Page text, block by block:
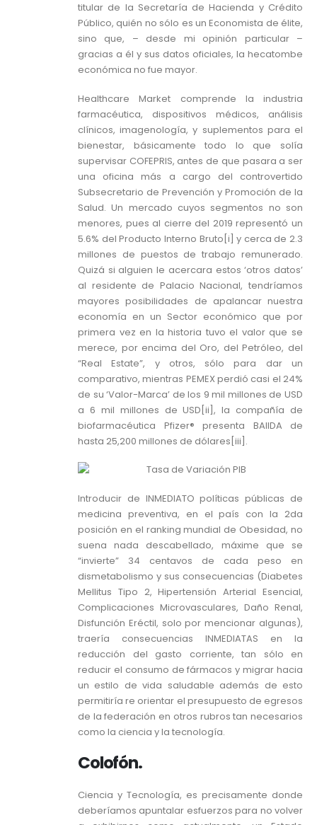
titular de la Secretaría de Hacienda y Crédito
Público, quién no sólo es un Economista de élite,
sino que, – desde mi opinión particular –
gracias a él y sus datos oficiales, la hecatombe
económica no fue mayor.
Healthcare Market comprende la industria
farmacéutica, dispositivos médicos, análisis
clínicos, imagenología, y suplementos para el
bienestar, básicamente todo lo que solía
supervisar COFEPRIS, antes de que pasara a ser
una oficina más a cargo del controvertido
Subsecretario de Prevención y Promoción de la
Salud. Un mercado cuyos segmentos no son
menores, pues al cierre del 2019 representó un
5.6% del Producto Interno Bruto[i] y cerca de 2.3
millones de puestos de trabajo remunerado.
Quizá si alguien le acercara estos ‘otros datos’
al residente de Palacio Nacional, tendríamos
mayores posibilidades de apalancar nuestra
economía en un Sector económico que por
primera vez en la historia tuvo el valor que se
merece, por encima del Oro, del Petróleo, del
“Real Estate”, y otros, sólo para dar un
comparativo, mientras PEMEX perdió casi el 24%
de su ‘Valor-Marca’ de los 9 mil millones de USD
a 6 mil millones de USD[ii], la compañía de
biofarmacéutica Pfizer® presenta BAIIDA de
hasta 25,200 millones de dólares[iii].
Introducir de INMEDIATO políticas públicas de
medicina preventiva, en el país con la 2da
posición en el ranking mundial de Obesidad, no
suena nada descabellado, máxime que se
“invierte” 34 centavos de cada peso en
dismetabolismo y sus consecuencias (Diabetes
Mellitus Tipo 2, Hipertensión Arterial Esencial,
Complicaciones Microvasculares, Daño Renal,
Disfunción Eréctil, solo por mencionar algunas),
traería consecuencias INMEDIATAS en la
reducción del gasto corriente, tan sólo en
reducir el consumo de fármacos y migrar hacia
un estilo de vida saludable además de esto
permitiría re orientar el presupuesto de egresos
de la federación en otros rubros tan necesarios
como la ciencia y la tecnología.
Colofón.
Ciencia y Tecnología, es precisamente donde
deberíamos apuntalar esfuerzos para no volver